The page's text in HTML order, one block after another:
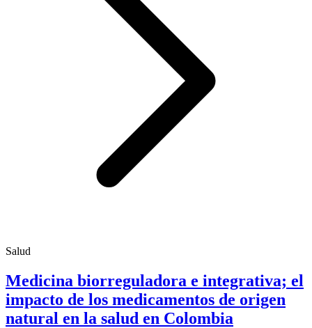
Salud
Medicina biorreguladora e integrativa; el
impacto de los medicamentos de origen
natural en la salud en Colombia